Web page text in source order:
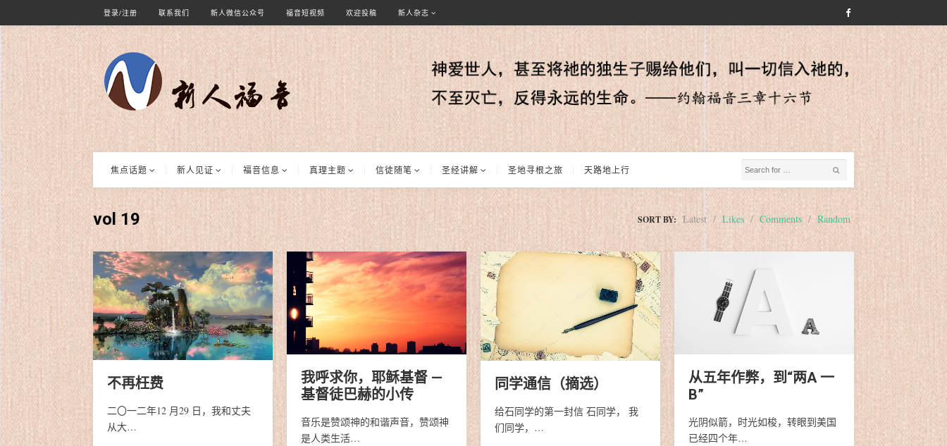
登录/注册 联系我们 新人微信公众号 福音短视频 欢迎投稿 新人杂志
焦点话题 新人见证 福音信息 真理主题 信徒随笔 圣经讲解 圣地寻根之旅 天路地上行
vol 19 SORT BY: Latest / Likes / Comments / Random
不再枉费
二〇一二年12 月29 日，我和丈夫
从大…
我呼求你，耶稣基督 —
基督徒巴赫的小传
音乐是赞颂神的和谐声音，赞颂神
是人类生活…
同学通信（摘选）
给石同学的第一封信 石同学， 我
们同学，…
从五年作弊，到“两A 一
B”
光阴似箭，时光如梭，转眼到美国
已经四个年…